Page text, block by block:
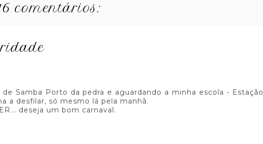
comentários:
Samba Porto da pedra e aguardando a minha escola - Estação
a desfilar, só mesmo lá pela manhã.
deseja um bom carnaval.